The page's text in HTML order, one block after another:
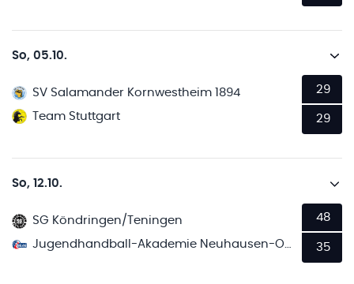
So, 05.10.
SV Salamander Kornwestheim 1894
Team Stuttgart
29
29
So, 12.10.
SG Köndringen/Teningen
48
35